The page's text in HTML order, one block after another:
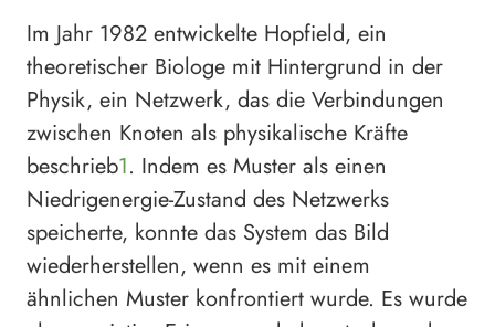
Im Jahr 1982 entwickelte Hopfield, ein
theoretischer Biologe mit Hintergrund in der
Physik, ein Netzwerk, das die Verbindungen
zwischen Knoten als physikalische Kräfte
beschrieb1. Indem es Muster als einen
Niedrigenergie-Zustand des Netzwerks
speicherte, konnte das System das Bild
wiederherstellen, wenn es mit einem
ähnlichen Muster konfrontiert wurde. Es wurde